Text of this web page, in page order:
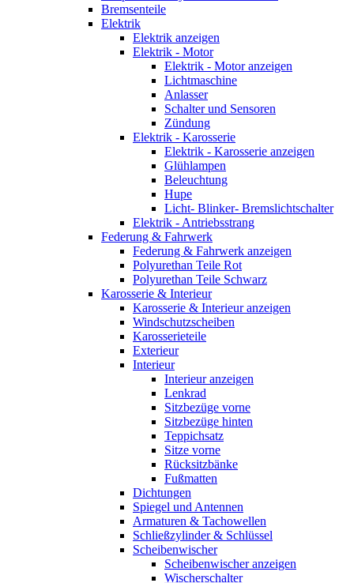
Bremsenteile
Elektrik
Elektrik anzeigen
Elektrik - Motor
Elektrik - Motor anzeigen
Lichtmaschine
Anlasser
Schalter und Sensoren
Zündung
Elektrik - Karosserie
Elektrik - Karosserie anzeigen
Glühlampen
Beleuchtung
Hupe
Licht- Blinker- Bremslichtschalter
Elektrik - Antriebsstrang
Federung & Fahrwerk
Federung & Fahrwerk anzeigen
Polyurethan Teile Rot
Polyurethan Teile Schwarz
Karosserie & Interieur
Karosserie & Interieur anzeigen
Windschutzscheiben
Karosserieteile
Exterieur
Interieur
Interieur anzeigen
Lenkrad
Sitzbezüge vorne
Sitzbezüge hinten
Teppichsatz
Sitze vorne
Rücksitzbänke
Fußmatten
Dichtungen
Spiegel und Antennen
Armaturen & Tachowellen
Schließzylinder & Schlüssel
Scheibenwischer
Scheibenwischer anzeigen
Wischerschalter